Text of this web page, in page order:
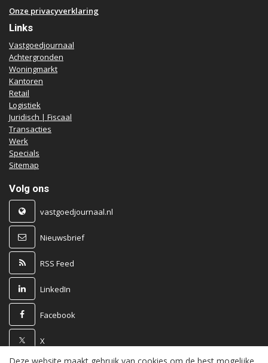
Onze privacyverklaring
Links
Vastgoedjournaal
Achtergronden
Woningmarkt
Kantoren
Retail
Logistiek
Juridisch | Fiscaal
Transacties
Werk
Specials
Sitemap
Volg ons
vastgoedjournaal.nl
Nieuwsbrief
RSS Feed
LinkedIn
Facebook
X